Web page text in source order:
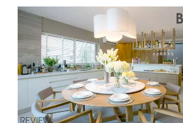
แห่งเรื่องราวอันน่าภูมิใจผสมผสาน จิตวิญญาณ
ถิ่นเข้ากับวิถีชีวิตของคนรุ่นใหม่ ได้อย่างลงตัวเ
หรูสไตล์ Modern Contemporary ที่ร่มรื่นสม
ขนส่งสาธารณะใกล้เคียง : ถนนพระราม 2 , ถ
กาญจนาภิเษก , ทางด่วนเฉลิมมหานคร สถานที่
ถาวร พระราม 2, Nusasiri City , จตุจักร พระ
โครงการ : ถนนพระราม 2 ซอยวัดพันท้ายนร
นรสิงห์ อ.เมืองสมุทรสาคร จ.สมุทรสาคร พื้นที่โ
– 37.8 ไร่ ลักษณะโครงการ : ทาวน์โฮม 2 ชั้น
ยูนิต ขนาดบ้าน : - Amber ทาวน์โฮม 2 ชั้นพื้นที่ใช้สอย 96 ตร.ม.
3 ห้องนอน, 2 ห้องน้ำ, 1 ที่จอดรถ - Amethyst
พื้นที่ใช้สอย 101 ตร.ม. 4 ห้องนอน, 2 ห้องน้ำ, 1
Turquois Plus ทาวน์โฮม 2 ชั้นพื้นที่ใช้สอย
นอน, 3 ห้องน้ำ, 2 ที่จอดรถ สิ่งอำนวยความสะดวกส่วนกลาง : -
คลับเฮ้าส์ - สระว่ายน้ำ - ฟิตเนส - ระบบรักษาค